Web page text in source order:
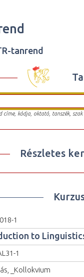
tanrend
címe, kódja, oktató, tanszék,
Részletes
1
to
1
_Kollokvium